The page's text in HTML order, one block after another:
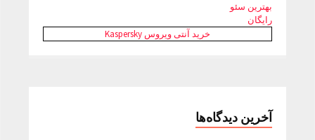
بهترین سئو
رایگان
خرید آنتی ویروس Kaspersky
آخرین دیدگاه‌ها